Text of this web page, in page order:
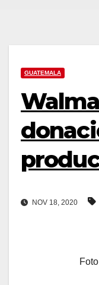
GUATEMALA
NOV 18, 2020